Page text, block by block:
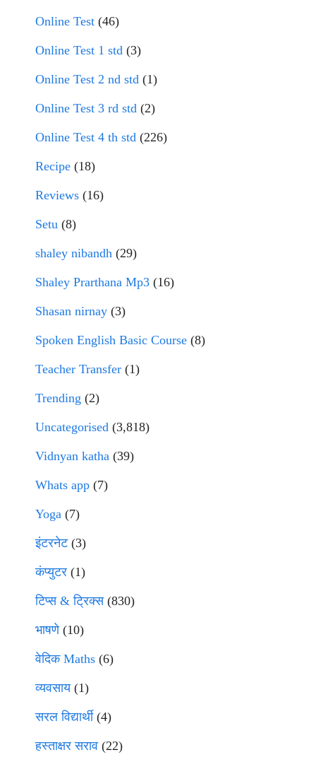
Online Test (46)
Online Test 1 std (3)
Online Test 2 nd std (1)
Online Test 3 rd std (2)
Online Test 4 th std (226)
Recipe (18)
Reviews (16)
Setu (8)
shaley nibandh (29)
Shaley Prarthana Mp3 (16)
Shasan nirnay (3)
Spoken English Basic Course (8)
Teacher Transfer (1)
Trending (2)
Uncategorised (3,818)
Vidnyan katha (39)
Whats app (7)
Yoga (7)
इंटरनेट(3)
कंप्युटर (1)
टिप्स & ट्रिक्स(830)
भाषणे(10)
वेदिक Maths (6)
व्यवसाय(1)
सरल विद्यार्थी(4)
हस्ताक्षर सराव (22)